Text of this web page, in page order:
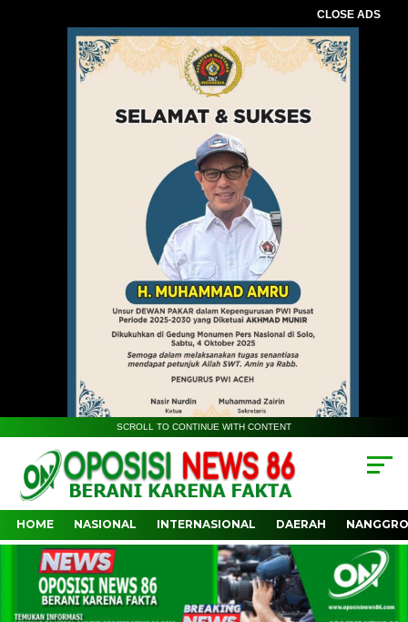
CLOSE ADS
SCROLL TO CONTINUE WITH CONTENT
HOME NASIONAL INTERNASIONAL DAERAH